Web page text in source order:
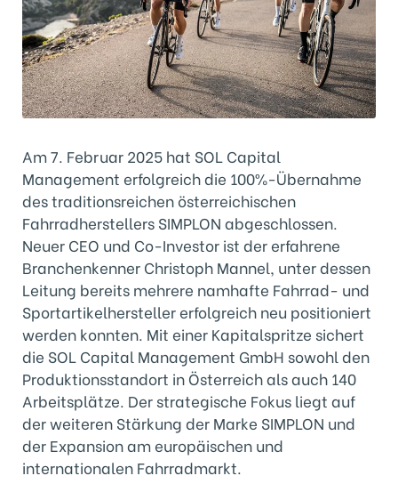
Am 7. Februar 2025 hat SOL Capital
Management erfolgreich die 100%-Übernahme
des traditionsreichen österreichischen
Fahrradherstellers SIMPLON abgeschlossen.
Neuer CEO und Co-Investor ist der erfahrene
Branchenkenner Christoph Mannel, unter dessen
Leitung bereits mehrere namhafte Fahrrad- und
Sportartikelhersteller erfolgreich neu positioniert
werden konnten. Mit einer Kapitalspritze sichert
die SOL Capital Management GmbH sowohl den
Produktionsstandort in Österreich als auch 140
Arbeitsplätze. Der strategische Fokus liegt auf
der weiteren Stärkung der Marke SIMPLON und
der Expansion am europäischen und
internationalen Fahrradmarkt.